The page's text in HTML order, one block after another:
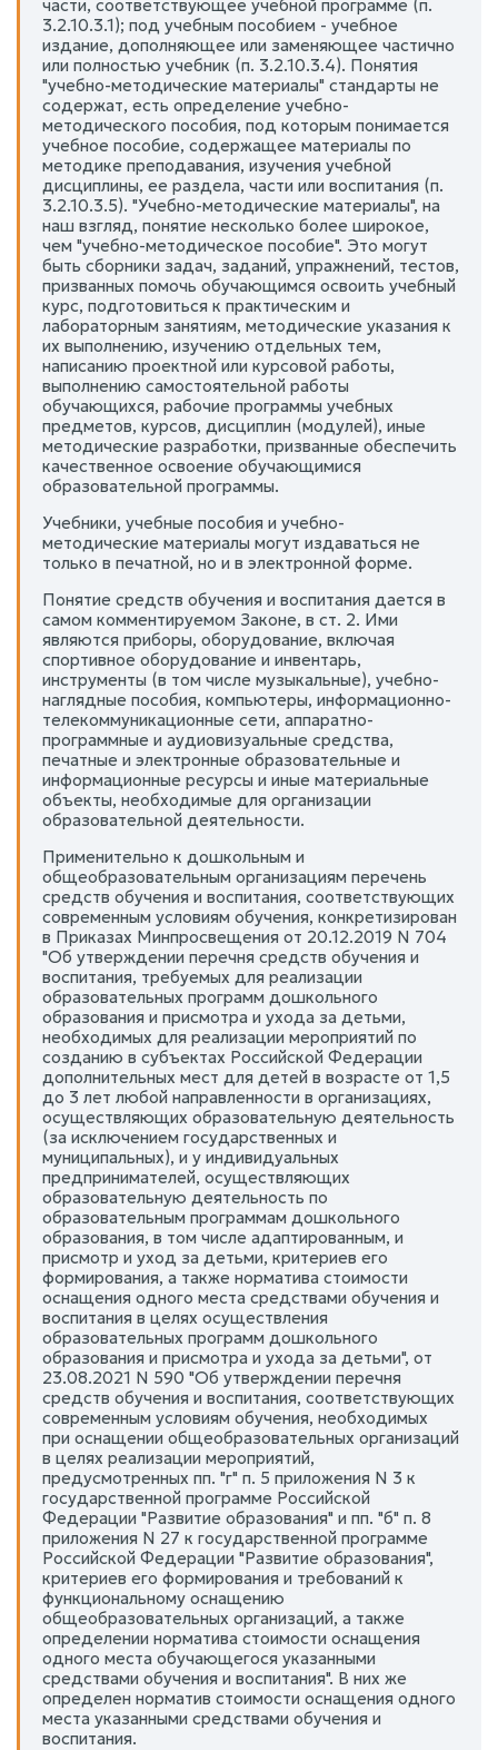
части, соответствующее учебной программе (п.
3.2.10.3.1); под учебным пособием - учебное
издание, дополняющее или заменяющее частично
или полностью учебник (п. 3.2.10.3.4). Понятия
"учебно-методические материалы" стандарты не
содержат, есть определение учебно-
методического пособия, под которым понимается
учебное пособие, содержащее материалы по
методике преподавания, изучения учебной
дисциплины, ее раздела, части или воспитания (п.
3.2.10.3.5). "Учебно-методические материалы", на
наш взгляд, понятие несколько более широкое,
чем "учебно-методическое пособие". Это могут
быть сборники задач, заданий, упражнений, тестов,
призванных помочь обучающимся освоить учебный
курс, подготовиться к практическим и
лабораторным занятиям, методические указания к
их выполнению, изучению отдельных тем,
написанию проектной или курсовой работы,
выполнению самостоятельной работы
обучающихся, рабочие программы учебных
предметов, курсов, дисциплин (модулей), иные
методические разработки, призванные обеспечить
качественное освоение обучающимися
образовательной программы.
Учебники, учебные пособия и учебно-
методические материалы могут издаваться не
только в печатной, но и в электронной форме.
Понятие средств обучения и воспитания дается в
самом комментируемом Законе, в ст. 2. Ими
являются приборы, оборудование, включая
спортивное оборудование и инвентарь,
инструменты (в том числе музыкальные), учебно-
наглядные пособия, компьютеры, информационно-
телекоммуникационные сети, аппаратно-
программные и аудиовизуальные средства,
печатные и электронные образовательные и
информационные ресурсы и иные материальные
объекты, необходимые для организации
образовательной деятельности.
Применительно к дошкольным и
общеобразовательным организациям перечень
средств обучения и воспитания, соответствующих
современным условиям обучения, конкретизирован
в Приказах Минпросвещения от 20.12.2019 N 704
"Об утверждении перечня средств обучения и
воспитания, требуемых для реализации
образовательных программ дошкольного
образования и присмотра и ухода за детьми,
необходимых для реализации мероприятий по
созданию в субъектах Российской Федерации
дополнительных мест для детей в возрасте от 1,5
до 3 лет любой направленности в организациях,
осуществляющих образовательную деятельность
(за исключением государственных и
муниципальных), и у индивидуальных
предпринимателей, осуществляющих
образовательную деятельность по
образовательным программам дошкольного
образования, в том числе адаптированным, и
присмотр и уход за детьми, критериев его
формирования, а также норматива стоимости
оснащения одного места средствами обучения и
воспитания в целях осуществления
образовательных программ дошкольного
образования и присмотра и ухода за детьми", от
23.08.2021 N 590 "Об утверждении перечня
средств обучения и воспитания, соответствующих
современным условиям обучения, необходимых
при оснащении общеобразовательных организаций
в целях реализации мероприятий,
предусмотренных пп. "г" п. 5 приложения N 3 к
государственной программе Российской
Федерации "Развитие образования" и пп. "б" п. 8
приложения N 27 к государственной программе
Российской Федерации "Развитие образования",
критериев его формирования и требований к
функциональному оснащению
общеобразовательных организаций, а также
определении норматива стоимости оснащения
одного места обучающегося указанными
средствами обучения и воспитания". В них же
определен норматив стоимости оснащения одного
места указанными средствами обучения и
воспитания.